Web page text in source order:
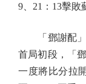
9、21：13擊敗
「鄧謝配」
首局初段，「
一度將比分拉